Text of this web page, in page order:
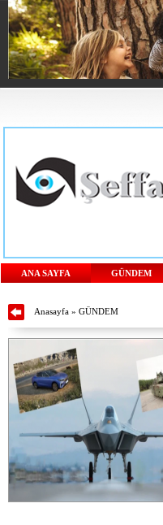
ANA SAYFA GÜNDEM
Anasayfa » GÜNDEM